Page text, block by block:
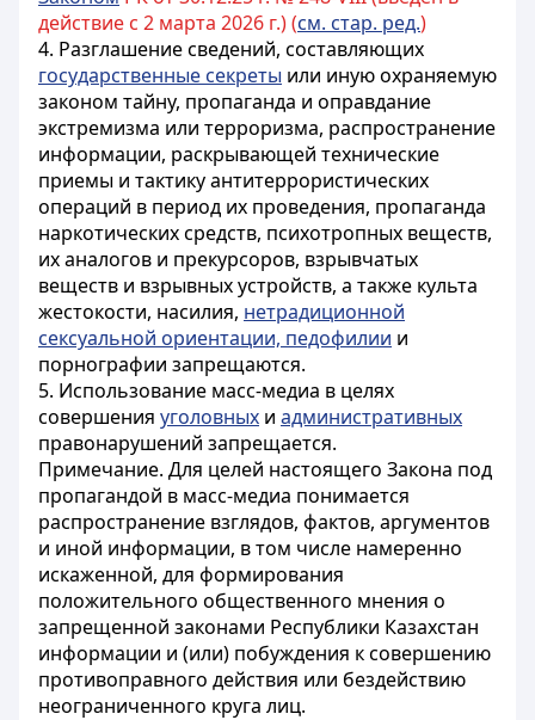
действие с 2 марта 2026 г.) (см. стар. ред.)
4. Разглашение сведений, составляющих
государственные секреты или иную охраняемую
законом тайну, пропаганда и оправдание
экстремизма или терроризма, распространение
информации, раскрывающей технические
приемы и тактику антитеррористических
операций в период их проведения, пропаганда
наркотических средств, психотропных веществ,
их аналогов и прекурсоров, взрывчатых
веществ и взрывных устройств, а также культа
жестокости, насилия, нетрадиционной
сексуальной ориентации, педофилии и
порнографии запрещаются.
5. Использование масс-медиа в целях
совершения уголовных и административных
правонарушений запрещается.
Примечание. Для целей настоящего Закона под
пропагандой в масс-медиа понимается
распространение взглядов, фактов, аргументов
и иной информации, в том числе намеренно
искаженной, для формирования
положительного общественного мнения о
запрещенной законами Республики Казахстан
информации и (или) побуждения к совершению
противоправного действия или бездействию
неограниченного круга лиц.